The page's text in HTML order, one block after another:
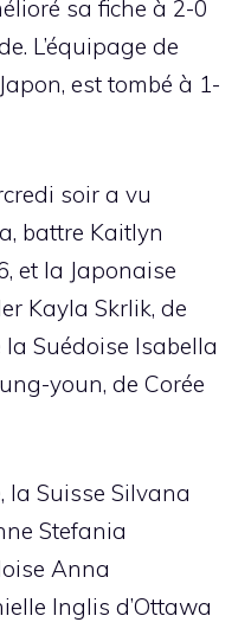
sa fiche à 2-0
L’équipage de
est tombé à 1-
soir a vu
battre Kaitlyn
et la Japonaise
Kayla Skrlik, de
Suédoise Isabella
youn, de Corée
la Suisse Silvana
Stefania
Anna
Inglis d’Ottawa